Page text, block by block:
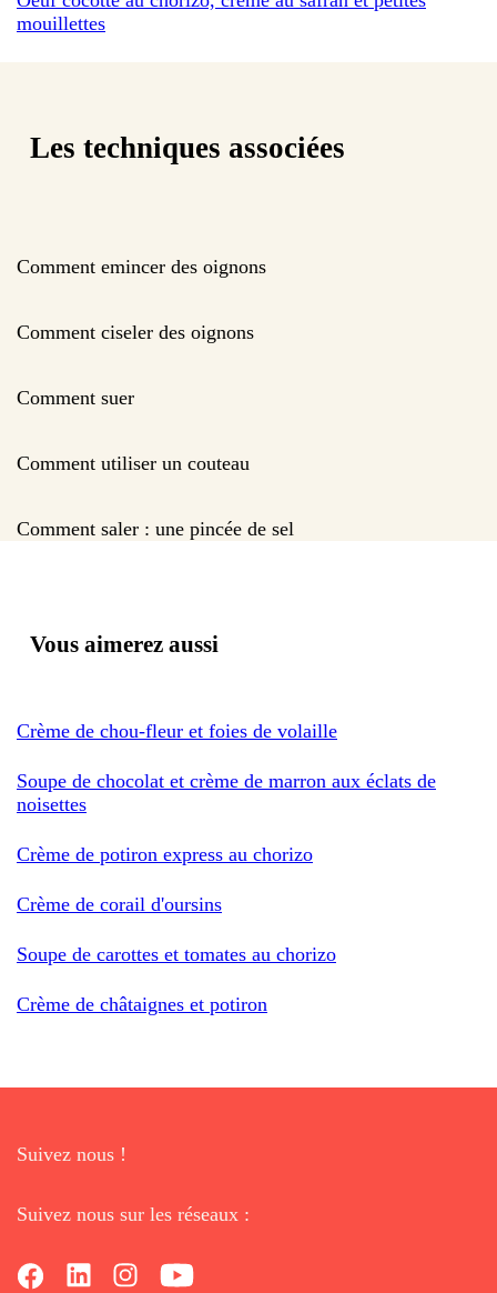
mouillettes
Les techniques associées
Comment emincer des oignons
Comment ciseler des oignons
Comment suer
Comment utiliser un couteau
Comment saler : une pincée de sel
Vous aimerez aussi
Crème de chou-fleur et foies de volaille
Soupe de chocolat et crème de marron aux éclats de
noisettes
Crème de potiron express au chorizo
Crème de corail d'oursins
Soupe de carottes et tomates au chorizo
Crème de châtaignes et potiron
Suivez nous !
Suivez nous sur les réseaux :